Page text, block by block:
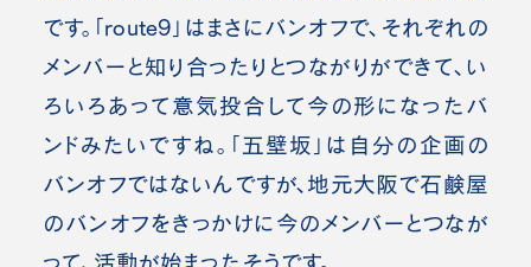
です。「route​9」はまさにバンオフで、それぞれの
メンバーと知り合ったりとつながりができて、い
ろいろあって意気投合して今の形になったバ
ンドみたいですね。「五壁坂」は自分の企画の
バンオフではないんですが、地元大阪で石鹸屋
のバンオフをきっかけに今のメンバーとつなが
って、活動が始まったそうです。